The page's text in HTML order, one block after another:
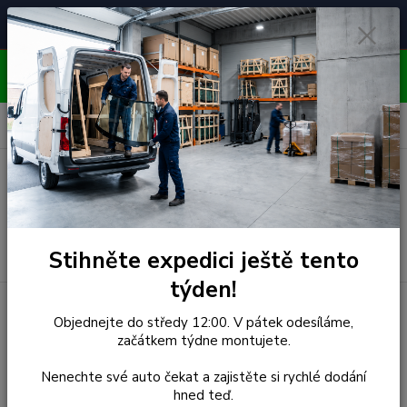
🚘
Čelní skla pro
unikátní vozy
📞
Poradenství
ZDARMA
⭐ 4.7/5 (50 recenzí)
OBJEDNÁVEJTE DO STŘEDY 12:00 - KAŽDÝ PÁTEK
EXPEDUJEME!!
Menu
Hledat
0 ks
za 0,00 Kč
(r.2006-)
Čelní Sklo - DAIHATSU
Stihněte expedici ještě tento
týden!
Objednejte do středy 12:00. V pátek odesíláme,
začátkem týdne montujete.
Nenechte své auto čekat a zajistěte si rychlé dodání
hned teď.